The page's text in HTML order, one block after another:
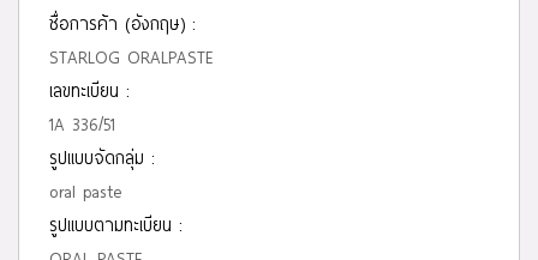
ชื่อการค้า (อังกฤษ) :
STARLOG ORALPASTE
เลขทะเบียน :
1A 336/51
รูปแบบจัดกลุ่ม :
oral paste
รูปแบบตามทะเบียน :